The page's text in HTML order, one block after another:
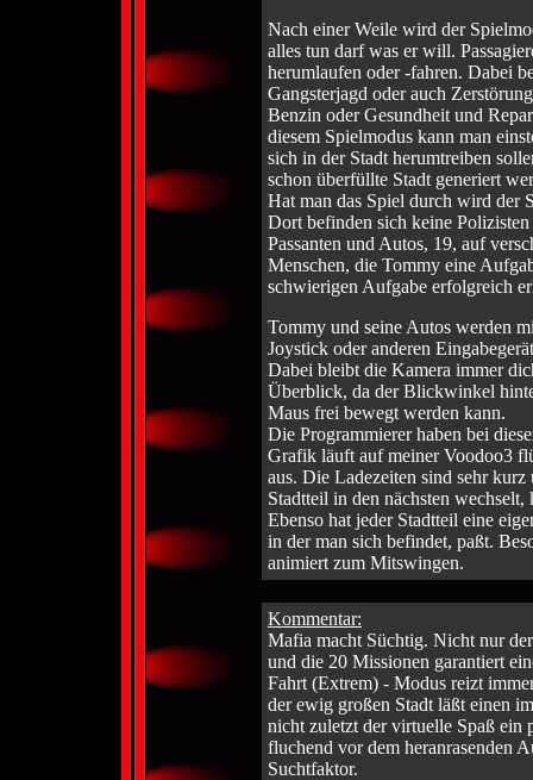
Nach einer Weile wird der
alles tun darf was er will.
herumlaufen oder -fahren. Dabei
Gangsterjagd oder auch
Benzin oder Gesundheit und
diesem Spielmodus kann man
sich in der Stadt herumtreiben
schon überfüllte Stadt generiert
Hat man das Spiel durch wird der
Dort befinden sich keine
Passanten und Autos, 19, auf
Menschen, die Tommy eine
schwierigen Aufgabe erfolgreich
Tommy und seine Autos werden
Joystick oder anderen
Dabei bleibt die Kamera immer
Überblick, da der Blickwinkel
Maus frei bewegt werden kann.
Die Programmierer haben bei
Grafik läuft auf meiner Voodoo3
aus. Die Ladezeiten sind sehr
Stadtteil in den nächsten
Ebenso hat jeder Stadtteil eine
in der man sich befindet, paßt.
animiert zum Mitswingen.
Kommentar:
Mafia macht Süchtig. Nicht nur
und die 20 Missionen garantiert
Fahrt (Extrem) - Modus reizt
der ewig großen Stadt läßt einen
nicht zuletzt der virtuelle Spaß ein
fluchend vor dem heranrasenden
Suchtfaktor.